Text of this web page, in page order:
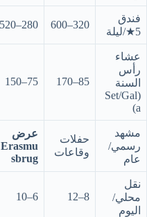
فندق
5★/ليلة
320–600
280–520
عشاء
رأس
السنة
(Set/Gal
a)
85–170
75–150
مشهد
رسمي/
عام
حفلات
وقاعات
عرض
Erasmu
sbrug
نقل
محلي/
اليوم
8–12
6–10